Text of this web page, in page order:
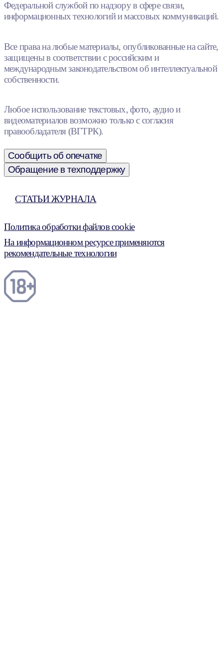
Федеральной службой по надзору в сфере связи,
информационных технологий и массовых коммуникаций.
Все права на любые материалы, опубликованные на сайте,
защищены в соответствии с российским и
международным законодательством об интеллектуальной
собственности.
Любое использование текстовых, фото, аудио и
видеоматериалов возможно только с согласия
правообладателя (ВГТРК).
Сообщить об опечатке
Обращение в техподдержку
СТАТЬИ ЖУРНАЛА
Политика обработки файлов cookie
На информационном ресурсе применяются
рекомендательные технологии